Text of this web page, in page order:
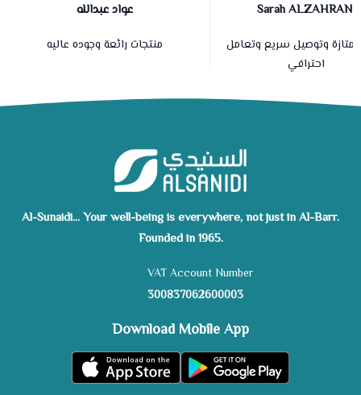
عواد عبدالله
منتجات رائعة وجوده عاليه
Sarah ALZAHRANI
وتوصيل سريع وتعامل
احترافي
Al-Sunaidi... Your well-being is everywhere, not just in Al-Barr.
Founded in 1965.
VAT Account Number
300837062600003
Download Mobile App